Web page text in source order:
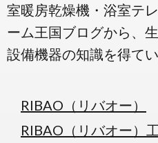
室暖房乾燥機・浴室テ
ーム王国ブログから、
設備機器の知識を得て
RIBAO（リバオー）
RIBAO（リバオー）